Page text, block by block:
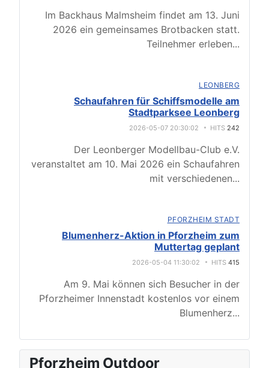
Im Backhaus Malmsheim findet am 13. Juni
2026 ein gemeinsames Brotbacken statt.
Teilnehmer erleben...
LEONBERG
Schaufahren für Schiffsmodelle am
Stadtparksee Leonberg
2026-05-07 20:30:02 HITS 242
Der Leonberger Modellbau-Club e.V.
veranstaltet am 10. Mai 2026 ein Schaufahren
mit verschiedenen...
PFORZHEIM STADT
Blumenherz-Aktion in Pforzheim zum
Muttertag geplant
2026-05-04 11:30:02 HITS 415
Am 9. Mai können sich Besucher in der
Pforzheimer Innenstadt kostenlos vor einem
Blumenherz...
Pforzheim Outdoor